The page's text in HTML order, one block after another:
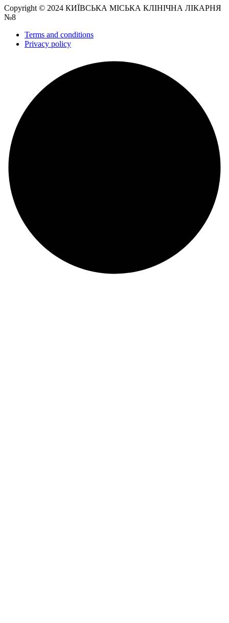
Copyright © 2024 КИЇВСЬКА МІСЬКА КЛІНІЧНА ЛІКАРНЯ
№8
Terms and conditions
Privacy policy